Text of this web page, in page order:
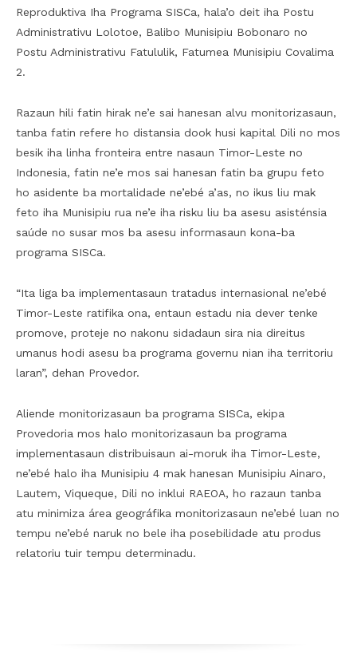
Reproduktiva Iha Programa SISCa, hala’o deit iha Postu
Administrativu Lolotoe, Balibo Munisipiu Bobonaro no
Postu Administrativu Fatululik, Fatumea Munisipiu Covalima
2.
Razaun hili fatin hirak ne’e sai hanesan alvu monitorizasaun,
tanba fatin refere ho distansia dook husi kapital Dili no mos
besik iha linha fronteira entre nasaun Timor-Leste no
Indonesia, fatin ne’e mos sai hanesan fatin ba grupu feto
ho asidente ba mortalidade ne’ebé a’as, no ikus liu mak
feto iha Munisipiu rua ne’e iha risku liu ba asesu asisténsia
saúde no susar mos ba asesu informasaun kona-ba
programa SISCa.
“Ita liga ba implementasaun tratadus internasional ne’ebé
Timor-Leste ratifika ona, entaun estadu nia dever tenke
promove, proteje no nakonu sidadaun sira nia direitus
umanus hodi asesu ba programa governu nian iha territoriu
laran”, dehan Provedor.
Aliende monitorizasaun ba programa SISCa, ekipa
Provedoria mos halo monitorizasaun ba programa
implementasaun distribuisaun ai-moruk iha Timor-Leste,
ne’ebé halo iha Munisipiu 4 mak hanesan Munisipiu Ainaro,
Lautem, Viqueque, Dili no inklui RAEOA, ho razaun tanba
atu minimiza área geográfika monitorizasaun ne’ebé luan no
tempu ne’ebé naruk no bele iha posebilidade atu produs
relatoriu tuir tempu determinadu.